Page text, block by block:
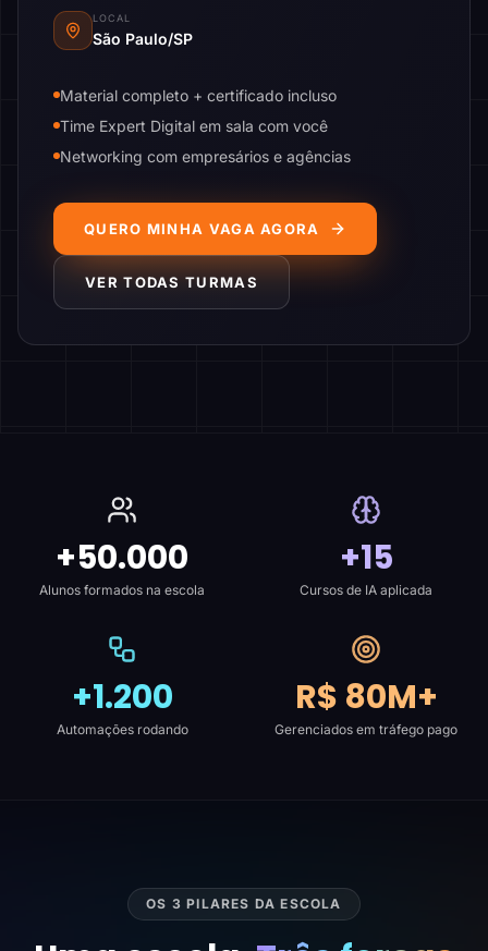
LOCAL
São Paulo/SP
Material completo + certificado incluso
Time Expert Digital em sala com você
Networking com empresários e agências
QUERO MINHA VAGA AGORA
VER TODAS TURMAS
+50.000
Alunos formados na escola
+15
Cursos de IA aplicada
+1.200
Automações rodando
R$ 80M+
Gerenciados em tráfego pago
OS 3 PILARES DA ESCOLA